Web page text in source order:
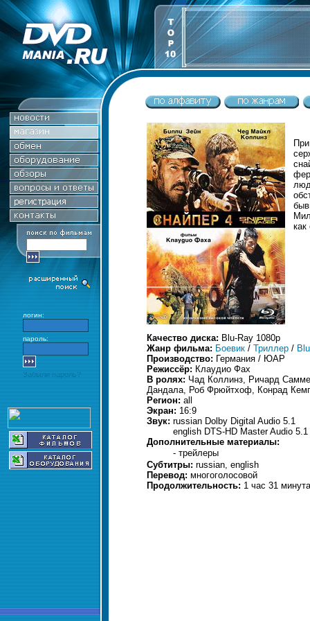
логин:
пароль:
Забыли пароль?
как
Качество диска: Blu-Ray 1080p
Жанр фильма: Боевик / Триллер /
Производство: Германия / ЮАР
Режиссёр: Клаудио Фах
В ролях: Чад Коллинз, Ричард
Дандала, Роб Фрюйтхоф, Конрад
Регион: all
Экран: 16:9
Звук: russian Dolby Digital Audio 5.1
english DTS-HD Master Audio 5.1
Дополнительные материалы:
- трейлеры
Субтитры: russian, english
Перевод: многоголосовой
Продолжительность: 1 час 31 минута